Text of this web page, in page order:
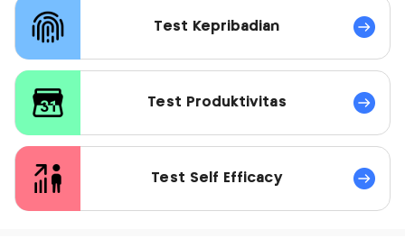
Test Kepribadian
Test Produktivitas
Test Self Efficacy